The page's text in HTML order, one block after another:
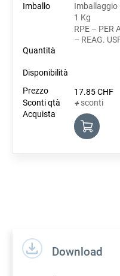
Imballaggio
1 Kg
RPE – PER
– REAG.
17.85CHF
+sconti
Download